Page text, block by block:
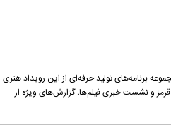
برنامه‌های تولید حرفه‌ای از این رویداد هنری
و نشست خبری فیلم‌ها، گزارش‌های ویژه از